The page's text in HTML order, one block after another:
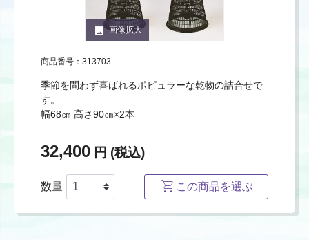
photo_size_select_large画像拡大
商品番号：313703
季節を問わず喜ばれるポピュラーな乾物の詰合せで
す。
幅68㎝ 高さ90㎝×2本
32,400 円 (税込)
数量 この商品を選ぶ